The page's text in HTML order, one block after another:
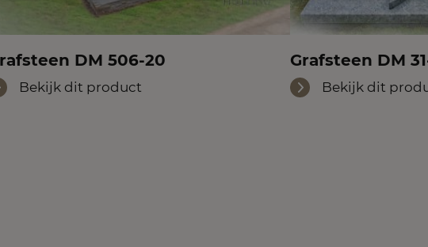
DM 506-20
Bekijk dit product
Grafsteen DM
Bekijk dit